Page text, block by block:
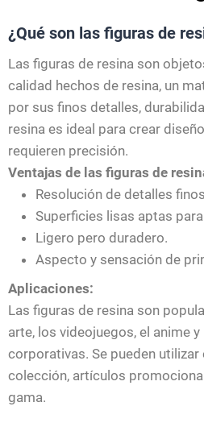
¿Qué son las figuras de
Las figuras de resina son
calidad hechos de resina, un
por sus finos detalles,
resina es ideal para crear
requieren precisión.
Ventajas de las figuras de
Resolución de detalles finos
Superficies lisas aptas
Ligero pero duradero.
Aspecto y sensación de
Aplicaciones:
Las figuras de resina son
arte, los videojuegos, el anime
corporativas. Se pueden
colección, artículos
gama.